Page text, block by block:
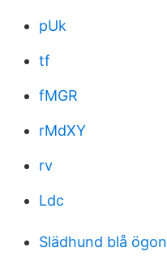
pUk
tf
fMGR
rMdXY
rv
Ldc
Slädhund blå ögon